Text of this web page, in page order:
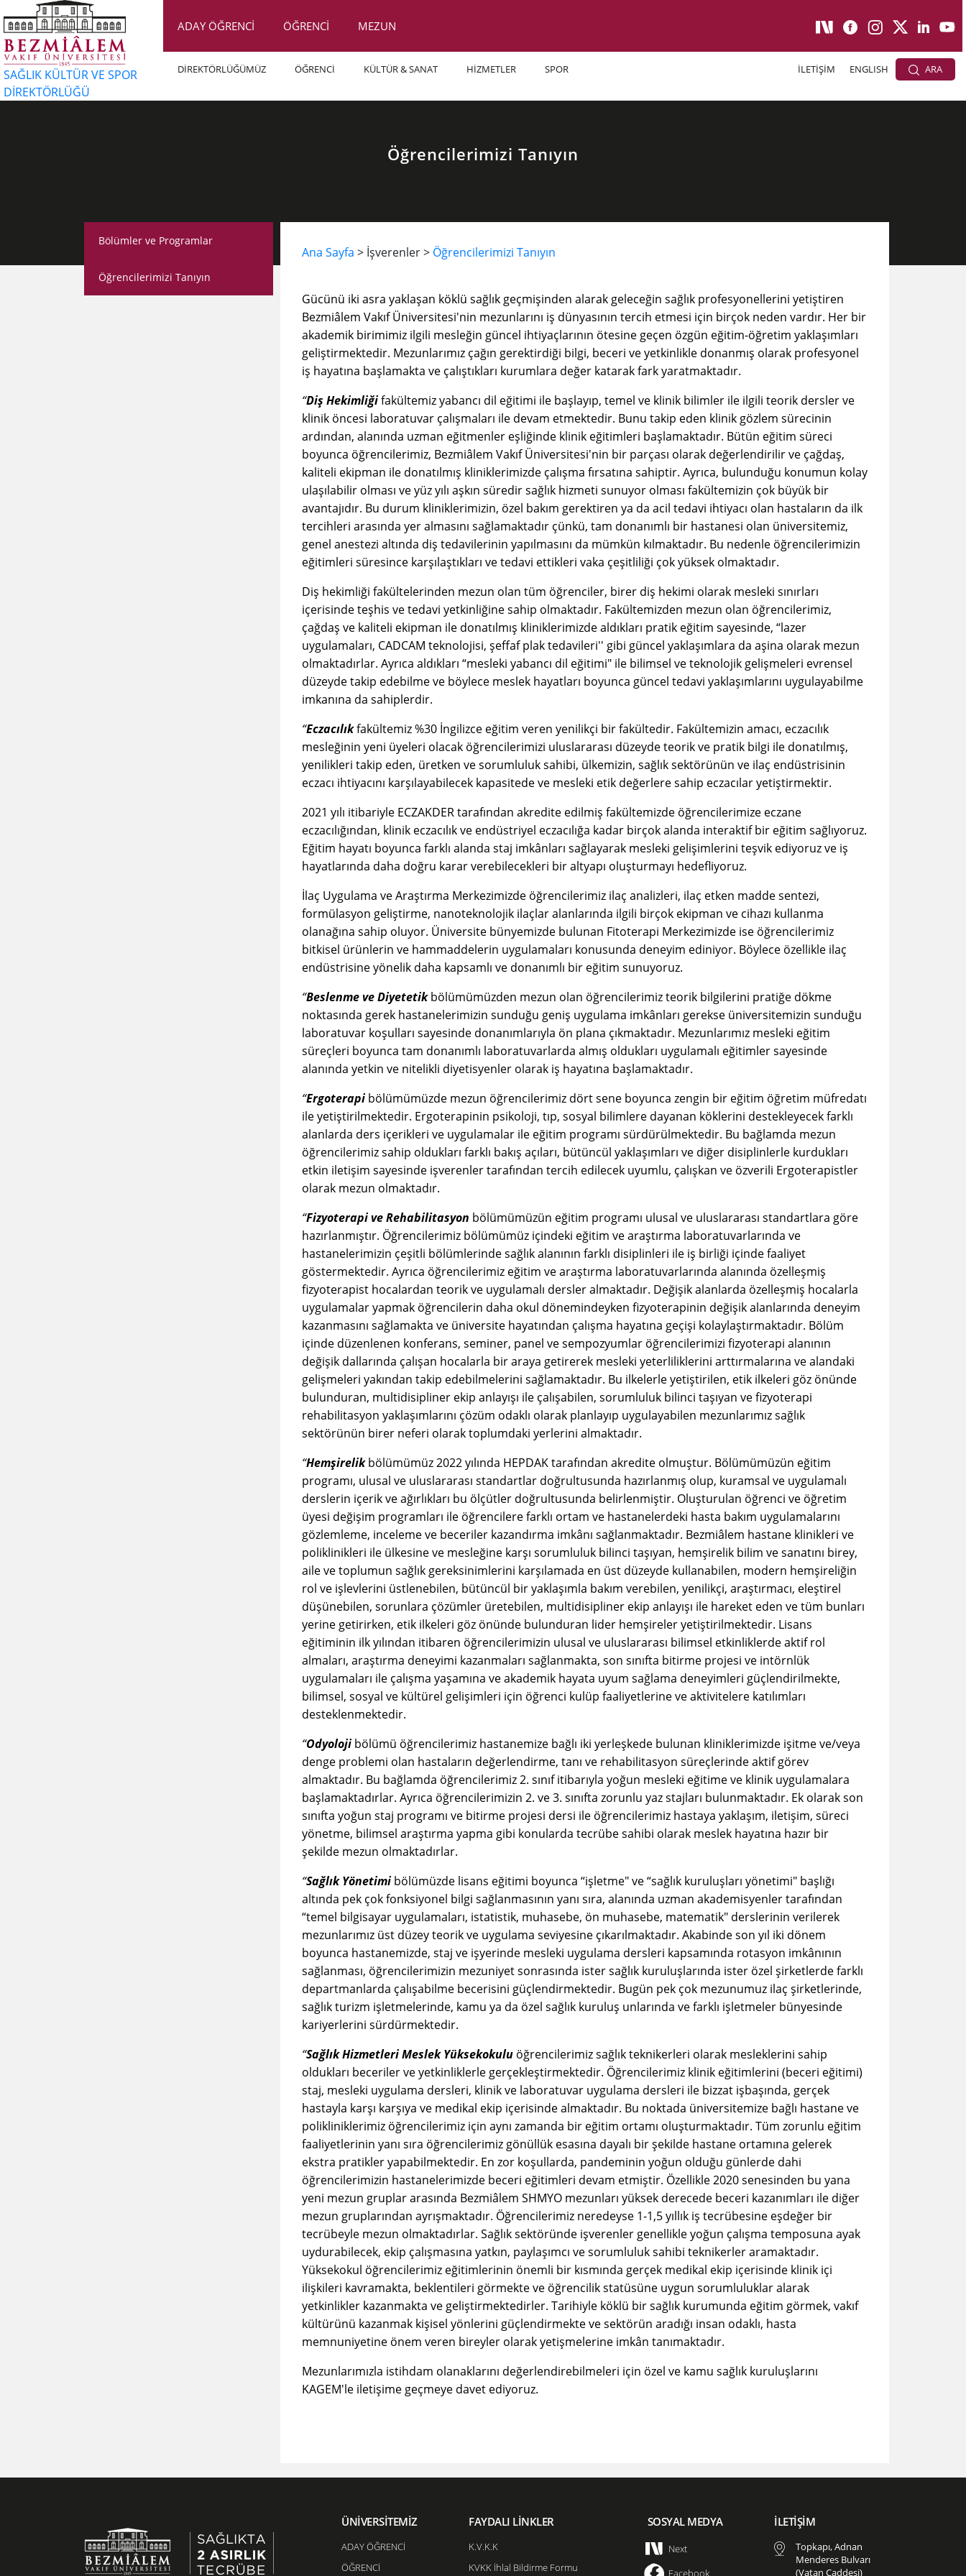
SAĞLIK KÜLTÜR VE SPOR
DİREKTÖRLÜĞÜ
ADAY ÖĞRENCİ ÖĞRENCİ MEZUN
DİREKTÖRLÜĞÜMÜZ ÖĞRENCİ KÜLTÜR & SANAT HİZMETLER SPOR İLETİŞİM ENGLISH ARA
Öğrencilerimizi Tanıyın
Bölümler ve Programlar
Öğrencilerimizi Tanıyın
Ana Sayfa​ > İşverenler > Öğrencilerimizi Tanıyın​
Gücünü iki asra yaklaşan köklü sağlık geçmişinden alarak geleceğin sağlık profesyonellerini yetiştiren
Bezmiâlem Vakıf Üniversitesi'nin mezunlarını iş dünyasının tercih etmesi için birçok neden vardır. Her bir
akademik birimimiz ilgili mesleğin güncel ihtiyaçlarının ötesine geçen özgün eğitim-öğretim yaklaşımları
geliştirmektedir. Mezunlarımız çağın gerektirdiği bilgi, beceri ve yetkinlikle donanmış olarak profesyonel
iş hayatına başlamakta ve çalıştıkları kurumlara değer katarak fark yaratmaktadır.
“Diş Hekimliğifakültemiz yabancı dil eğitimi ile başlayıp, temel ve klinik bilimler ile ilgili teorik dersler ve
klinik öncesi laboratuvar çalışmaları ile devam etmektedir. Bunu takip eden klinik gözlem sürecinin
ardından, alanında uzman eğitmenler eşliğinde klinik eğitimleri başlamaktadır. Bütün eğitim süreci
boyunca öğrencilerimiz, Bezmiâlem Vakıf Üniversitesi'nin bir parçası olarak değerlendirilir ve çağdaş,
kaliteli ekipman ile donatılmış kliniklerimizde çalışma fırsatına sahiptir. Ayrıca, bulunduğu konumun kolay
ulaşılabilir olması ve yüz yılı aşkın süredir sağlık hizmeti sunuyor olması fakültemizin çok büyük bir
avantajıdır. Bu durum kliniklerimizin, özel bakım gerektiren ya da acil tedavi ihtiyacı olan hastaların da ilk
tercihleri arasında yer almasını sağlamaktadır çünkü, tam donanımlı bir hastanesi olan üniversitemiz,
genel anestezi altında diş tedavilerinin yapılmasını da mümkün kılmaktadır. Bu nedenle öğrencilerimizin
eğitimleri süresince karşılaştıkları ve tedavi ettikleri vaka çeşitliliği çok yüksek olmaktadır.
Diş hekimliği fakültelerinden mezun olan tüm öğrenciler, birer diş hekimi olarak mesleki sınırları
içerisinde teşhis ve tedavi yetkinliğine sahip olmaktadır. Fakültemizden mezun olan öğrencilerimiz,
çağdaş ve kaliteli ekipman ile donatılmış kliniklerimizde aldıkları pratik eğitim sayesinde, “lazer
uygulamaları, CADCAM teknolojisi, şeffaf plak tedavileri'' gibi güncel yaklaşımlara da aşina olarak mezun
olmaktadırlar. Ayrıca aldıkları “mesleki yabancı dil eğitimi" ile bilimsel ve teknolojik gelişmeleri evrensel
düzeyde takip edebilme ve böylece meslek hayatları boyunca güncel tedavi yaklaşımlarını uygulayabilme
imkanına da sahiplerdir.
“Eczacılık fakültemiz %30 İngilizce eğitim veren yenilikçi bir fakültedir. Fakültemizin amacı, eczacılık
mesleğinin yeni üyeleri olacak öğrencilerimizi uluslararası düzeyde teorik ve pratik bilgi ile donatılmış,
yenilikleri takip eden, üretken ve sorumluluk sahibi, ülkemizin, sağlık sektörünün ve ilaç endüstrisinin
eczacı ihtiyacını karşılayabilecek kapasitede ve mesleki etik değerlere sahip eczacılar yetiştirmektir.
2021 yılı itibariyle ECZAKDER tarafından akredite edilmiş fakültemizde öğrencilerimize eczane
eczacılığından, klinik eczacılık ve endüstriyel eczacılığa kadar birçok alanda interaktif bir eğitim sağlıyoruz.
Eğitim hayatı boyunca farklı alanda staj imkânları sağlayarak mesleki gelişimlerini teşvik ediyoruz ve iş
hayatlarında daha doğru karar verebilecekleri bir altyapı oluşturmayı hedefliyoruz.
İlaç Uygulama ve Araştırma Merkezimizde öğrencilerimiz ilaç analizleri, ilaç etken madde sentezi,
formülasyon geliştirme, nanoteknolojik ilaçlar alanlarında ilgili birçok ekipman ve cihazı kullanma
olanağına sahip oluyor. Üniversite bünyemizde bulunan Fitoterapi Merkezimizde ise öğrencilerimiz
bitkisel ürünlerin ve hammaddelerin uygulamaları konusunda deneyim ediniyor. Böylece özellikle ilaç
endüstrisine yönelik daha kapsamlı ve donanımlı bir eğitim sunuyoruz.
“Beslenme ve Diyetetikbölümümüzden mezun olan öğrencilerimiz teorik bilgilerini pratiğe dökme
noktasında gerek hastanelerimizin sunduğu geniş uygulama imkânları gerekse üniversitemizin sunduğu
laboratuvar koşulları sayesinde donanımlarıyla ön plana çıkmaktadır. Mezunlarımız mesleki eğitim
süreçleri boyunca tam donanımlı laboratuvarlarda almış oldukları uygulamalı eğitimler sayesinde
alanında yetkin ve nitelikli diyetisyenler olarak iş hayatına başlamaktadır.
“Ergoterapibölümümüzde mezun öğrencilerimiz dört sene boyunca zengin bir eğitim öğretim müfredatı
ile yetiştirilmektedir. Ergoterapinin psikoloji, tıp, sosyal bilimlere dayanan köklerini destekleyecek farklı
alanlarda ders içerikleri ve uygulamalar ile eğitim programı sürdürülmektedir. Bu bağlamda mezun
öğrencilerimiz sahip oldukları farklı bakış açıları, bütüncül yaklaşımları ve diğer disiplinlerle kurdukları
etkin iletişim sayesinde işverenler tarafından tercih edilecek uyumlu, çalışkan ve özverili Ergoterapistler
olarak mezun olmaktadır.
“Fizyoterapi ve Rehabilitasyon bölümümüzün eğitim programı ulusal ve uluslararası standartlara göre
hazırlanmıştır. Öğrencilerimiz bölümümüz içindeki eğitim ve araştırma laboratuvarlarında ve
hastanelerimizin çeşitli bölümlerinde sağlık alanının farklı disiplinleri ile iş birliği içinde faaliyet
göstermektedir. Ayrıca öğrencilerimiz eğitim ve araştırma laboratuvarlarında alanında özelleşmiş
fizyoterapist hocalardan teorik ve uygulamalı dersler almaktadır. Değişik alanlarda özelleşmiş hocalarla
uygulamalar yapmak öğrencilerin daha okul dönemindeyken fizyoterapinin değişik alanlarında deneyim
kazanmasını sağlamakta ve üniversite hayatından çalışma hayatına geçişi kolaylaştırmaktadır. Bölüm
içinde düzenlenen konferans, seminer, panel ve sempozyumlar öğrencilerimizi fizyoterapi alanının
değişik dallarında çalışan hocalarla bir araya getirerek mesleki yeterliliklerini arttırmalarına ve alandaki
gelişmeleri yakından takip edebilmelerini sağlamaktadır. Bu ilkelerle yetiştirilen, etik ilkeleri göz önünde
bulunduran, multidisipliner ekip anlayışı ile çalışabilen, sorumluluk bilinci taşıyan ve fizyoterapi
rehabilitasyon yaklaşımlarını çözüm odaklı olarak planlayıp uygulayabilen mezunlarımız sağlık
sektörünün birer neferi olarak toplumdaki yerlerini almaktadır.
“Hemşirelikbölümümüz 2022 yılında HEPDAK tarafından akredite olmuştur. Bölümümüzün eğitim
programı, ulusal ve uluslararası standartlar doğrultusunda hazırlanmış olup, kuramsal ve uygulamalı
derslerin içerik ve ağırlıkları bu ölçütler doğrultusunda belirlenmiştir. Oluşturulan öğrenci ve öğretim
üyesi değişim programları ile öğrencilere farklı ortam ve hastanelerdeki hasta bakım uygulamalarını
gözlemleme, inceleme ve beceriler kazandırma imkânı sağlanmaktadır. Bezmiâlem hastane klinikleri ve
poliklinikleri ile ülkesine ve mesleğine karşı sorumluluk bilinci taşıyan, hemşirelik bilim ve sanatını birey,
aile ve toplumun sağlık gereksinimlerini karşılamada en üst düzeyde kullanabilen, modern hemşireliğin
rol ve işlevlerini üstlenebilen, bütüncül bir yaklaşımla bakım verebilen, yenilikçi, araştırmacı, eleştirel
düşünebilen, sorunlara çözümler üretebilen, multidisipliner ekip anlayışı ile hareket eden ve tüm bunları
yerine getirirken, etik ilkeleri göz önünde bulunduran lider hemşireler yetiştirilmektedir. Lisans
eğitiminin ilk yılından itibaren öğrencilerimizin ulusal ve uluslararası bilimsel etkinliklerde aktif rol
almaları, araştırma deneyimi kazanmaları sağlanmakta, son sınıfta bitirme projesi ve intörnlük
uygulamaları ile çalışma yaşamına ve akademik hayata uyum sağlama deneyimleri güçlendirilmekte,
bilimsel, sosyal ve kültürel gelişimleri için öğrenci kulüp faaliyetlerine ve aktivitelere katılımları
desteklenmektedir.
“Odyolojibölümü öğrencilerimiz hastanemize bağlı iki yerleşkede bulunan kliniklerimizde işitme ve/veya
denge problemi olan hastaların değerlendirme, tanı ve rehabilitasyon süreçlerinde aktif görev
almaktadır. Bu bağlamda öğrencilerimiz 2. sınıf itibarıyla yoğun mesleki eğitime ve klinik uygulamalara
başlamaktadırlar. Ayrıca öğrencilerimizin 2. ve 3. sınıfta zorunlu yaz stajları bulunmaktadır. Ek olarak son
sınıfta yoğun staj programı ve bitirme projesi dersi ile öğrencilerimiz hastaya yaklaşım, iletişim, süreci
yönetme, bilimsel araştırma yapma gibi konularda tecrübe sahibi olarak meslek hayatına hazır bir
şekilde mezun olmaktadırlar.
“Sağlık Yönetimi bölümüzde lisans eğitimi boyunca “işletme" ve “sağlık kuruluşları yönetimi" başlığı
altında pek çok fonksiyonel bilgi sağlanmasının yanı sıra, alanında uzman akademisyenler tarafından
“temel bilgisayar uygulamaları, istatistik, muhasebe, ön muhasebe, matematik" derslerinin verilerek
mezunlarımız üst düzey teorik ve uygulama seviyesine çıkarılmaktadır. Akabinde son yıl iki dönem
boyunca hastanemizde, staj ve işyerinde mesleki uygulama dersleri kapsamında rotasyon imkânının
sağlanması, öğrencilerimizin mezuniyet sonrasında ister sağlık kuruluşlarında ister özel şirketlerde farklı
departmanlarda çalışabilme becerisini güçlendirmektedir. Bugün pek çok mezunumuz ilaç şirketlerinde,
sağlık turizm işletmelerinde, kamu ya da özel sağlık kuruluş unlarında ve farklı işletmeler bünyesinde
kariyerlerini sürdürmektedir.
“Sağlık Hizmetleri Meslek Yüksekokulu öğrencilerimiz sağlık teknikerleri olarak mesleklerini sahip
oldukları beceriler ve yetkinliklerle gerçekleştirmektedir. Öğrencilerimiz klinik eğitimlerini (beceri eğitimi)
staj, mesleki uygulama dersleri, klinik ve laboratuvar uygulama dersleri ile bizzat işbaşında, gerçek
hastayla karşı karşıya ve medikal ekip içerisinde almaktadır. Bu noktada üniversitemize bağlı hastane ve
polikliniklerimiz öğrencilerimiz için aynı zamanda bir eğitim ortamı oluşturmaktadır. Tüm zorunlu eğitim
faaliyetlerinin yanı sıra öğrencilerimiz gönüllük esasına dayalı bir şekilde hastane ortamına gelerek
ekstra pratikler yapabilmektedir. En zor koşullarda, pandeminin yoğun olduğu günlerde dahi
öğrencilerimizin hastanelerimizde beceri eğitimleri devam etmiştir. Özellikle 2020 senesinden bu yana
yeni mezun gruplar arasında Bezmiâlem SHMYO mezunları yüksek derecede beceri kazanımları ile diğer
mezun gruplarından ayrışmaktadır. Öğrencilerimiz neredeyse 1-1,5 yıllık iş tecrübesine eşdeğer bir
tecrübeyle mezun olmaktadırlar. Sağlık sektöründe işverenler genellikle yoğun çalışma temposuna ayak
uydurabilecek, ekip çalışmasına yatkın, paylaşımcı ve sorumluluk sahibi teknikerler aramaktadır.
Yüksekokul öğrencilerimiz eğitimlerinin önemli bir kısmında gerçek medikal ekip içerisinde klinik içi
ilişkileri kavramakta, beklentileri görmekte ve öğrencilik statüsüne uygun sorumluluklar alarak
yetkinlikler kazanmakta ve geliştirmektedirler. Tarihiyle köklü bir sağlık kurumunda eğitim görmek, vakıf
kültürünü kazanmak kişisel yönlerini güçlendirmekte ve sektörün aradığı insan odaklı, hasta
memnuniyetine önem veren bireyler olarak yetişmelerine imkân tanımaktadır.
Mezunlarımızla istihdam olanaklarını değerlendirebilmeleri için özel ve kamu sağlık kuruluşlarını
KAGEM'le iletişime geçmeye davet ediyoruz.
ÜNİVERSİTEMİZ
ADAY ÖĞRENCİ
ÖĞRENCİ
FAYDALI LİNKLER
K.V.K.K
KVKK İhlal Bildirme Formu
SOSYAL MEDYA
Next
Facebook
İLETİŞİM
Topkapı, Adnan
Menderes Bulvarı
(Vatan Caddesi)